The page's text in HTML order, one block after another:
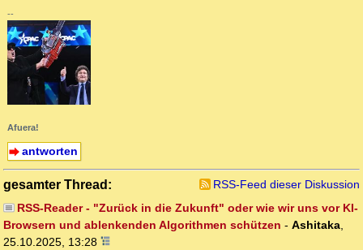
--
Afuera!
antworten
gesamter Thread:
RSS-Feed dieser Diskussion
RSS-Reader - "Zurück in die Zukunft" oder wie wir uns vor KI-
Browsern und ablenkenden Algorithmen schützen - Ashitaka
25.10.2025, 13:28